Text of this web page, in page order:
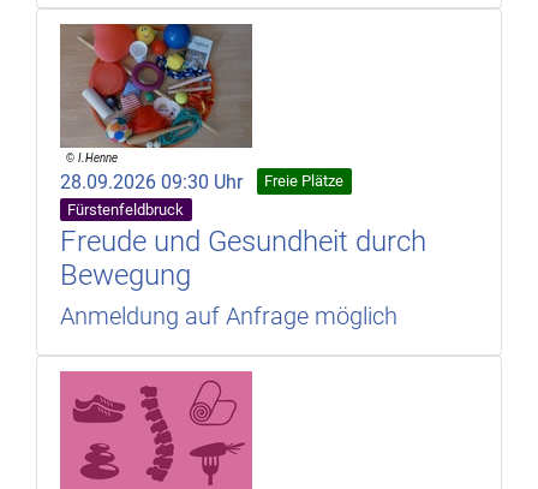
28.09.2026 09:30 Uhr
Freie Plätze
Fürstenfeldbruck
Freude und Gesundheit durch
Bewegung
Anmeldung auf Anfrage möglich